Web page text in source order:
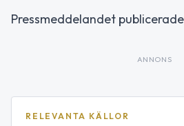
Pressmeddelandet
ANNONS
RELEVANTA KÄLLOR